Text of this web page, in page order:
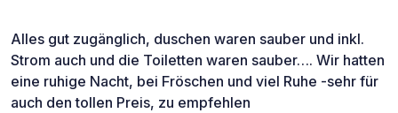
Alles gut zugänglich, duschen waren sauber und inkl.
Strom auch und die Toiletten waren sauber…. Wir hatten
eine ruhige Nacht, bei Fröschen und viel Ruhe -sehr für
auch den tollen Preis, zu empfehlen